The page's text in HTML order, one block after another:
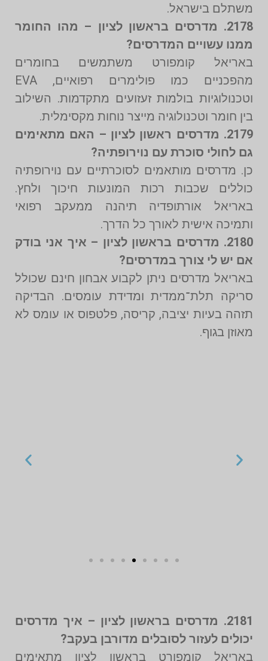
משתלם בישראל.
2178. מדרסים בראשון לציון – מהו החומר
ממנו עשויים המדרסים?
באריאל קומפורט משתמשים בחומרים
מהפכניים כמו פולימרים רפואיים, EVA
וטכנולוגיות בולמות זעזועים מתקדמות. השילוב
בין חומר וטכנולוגיה מייצר נוחות מקסימלית.
2179. מדרסים ראשון לציון – האם מתאימים
גם לחולי סוכרת עם נוירופתיה?
כן. מדרסים מותאמים לסוכרתיים עם נוירופתיה
כוללים שכבות רכות המונעות חיכוך ולחץ.
באריאל אורתופדיה תיהנה ממעקב רפואי
ותמיכה אישית לאורך כל הדרך.
2180. מדרסים בראשון לציון – איך אני בודק
אם יש לי צורך במדרסים?
באריאל מדרסים ניתן לקבוע אבחון חינם שכולל
סריקה תלת־ממדית ומדידת עומסים. הבדיקה
תזהה בעיות יציבה, קריסה, פלטפוס או עומס לא
מאוזן בגוף.
2181. מדרסים בראשון לציון – איך מדרסים
יכולים לעזור לסובלים מדורבן בעקב?
באריאל קומפורט בראשון לציון מתאימים